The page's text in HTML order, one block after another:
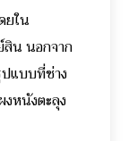
ยใน
น นอกจาก
แบบที่ช่าง
หนังตะลุง